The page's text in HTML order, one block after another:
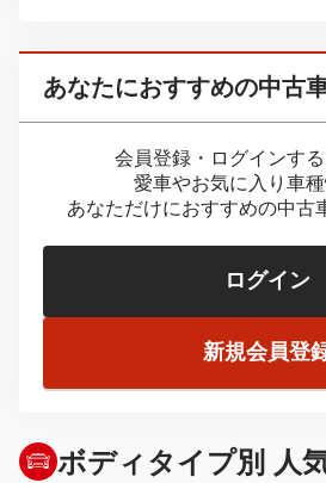
あなたにおすすめの中古
会員登録・ログインす
愛車やお気に入り車
あなただけにおすすめの中古
ログイン
新規会員登
ボディタイプ別 人